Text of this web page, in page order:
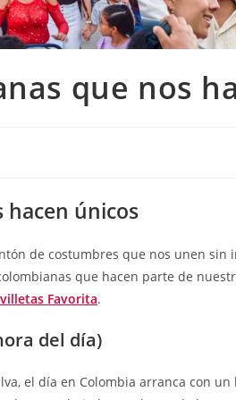
que nos
hacen únicos
de costumbres que nos unen
que hacen parte de
Favorita.
del día)
el día en Colombia arranca con